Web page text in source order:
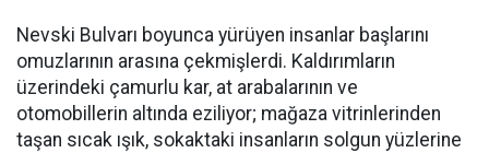
Nevski Bulvarı boyunca yürüyen insanlar başlarını
omuzlarının arasına çekmişlerdi. Kaldırımların
üzerindeki çamurlu kar, at arabalarının ve
otomobillerin altında eziliyor; mağaza vitrinlerinden
taşan sıcak ışık, sokaktaki insanların solgun yüzlerine